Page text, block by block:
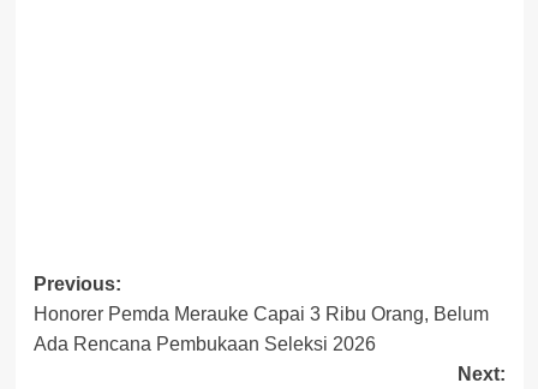
Post
navigation
Previous:
Honorer Pemda Merauke Capai 3 Ribu Orang, Belum
Ada Rencana Pembukaan Seleksi 2026
Next: